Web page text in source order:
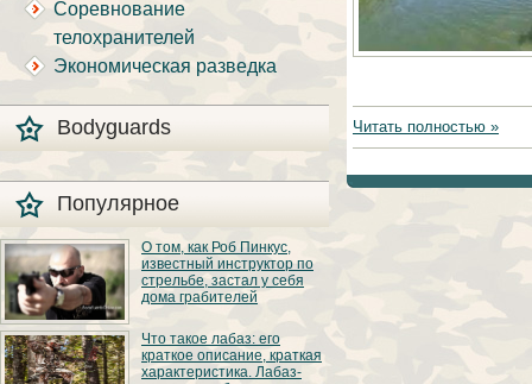
Соревнование
телохранителей
Экономическая разведка
Bodyguards
Популярное
О том, как Роб Пинкус,
известный инструктор по
стрельбе, застал у себя
дома грабителей
Вот вы всё говорите:
«В США круто, там
можно любого
постороннего в своём
Что такое лабаз: его
краткое описание, краткая
характеристика. Лабаз-
Читать полностью »